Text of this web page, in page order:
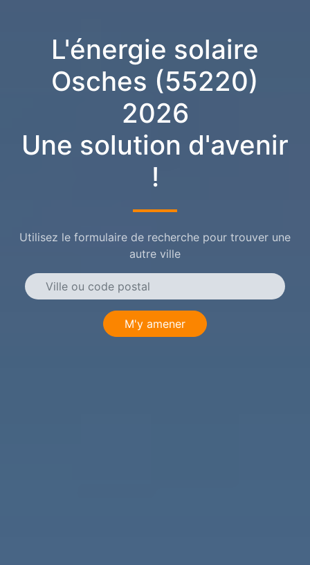
L'énergie solaire
Osches (55220)
2026
Une solution d'avenir
!
Utilisez le formulaire de recherche pour trouver une
autre ville
M'y amener